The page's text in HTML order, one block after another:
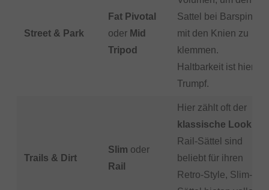
Street & Park
Fat Pivotal
oder Mid
Tripod
Sattel bei Barspins
mit den Knien zu
klemmen.
Haltbarkeit ist hier
Trumpf.
Trails & Dirt
Slim oder
Rail
Hier zählt oft der
klassische Look
Rail-Sättel sind
beliebt für ihren
Retro-Style, Slim-